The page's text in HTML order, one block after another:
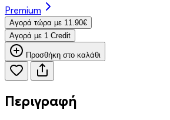
Premium
Aγορά τώρα με 11.90€
Aγορά με 1 Credit
Προσθήκη στο καλάθι
Περιγραφή